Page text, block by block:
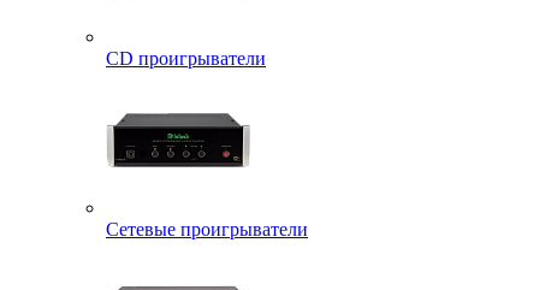
CD проигрыватели
Сетевые проигрыватели